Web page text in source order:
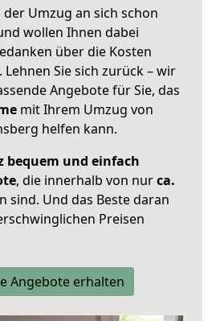
Umzug an sich schon
wollen Ihnen dabei
über die Kosten
Sie sich zurück – wir
Angebote für Sie, das
mit Ihrem Umzug von
helfen kann.
bequem und einfach
, die innerhalb von nurca.
sind. Und das Beste daran
Preisen
Angebote erhalten